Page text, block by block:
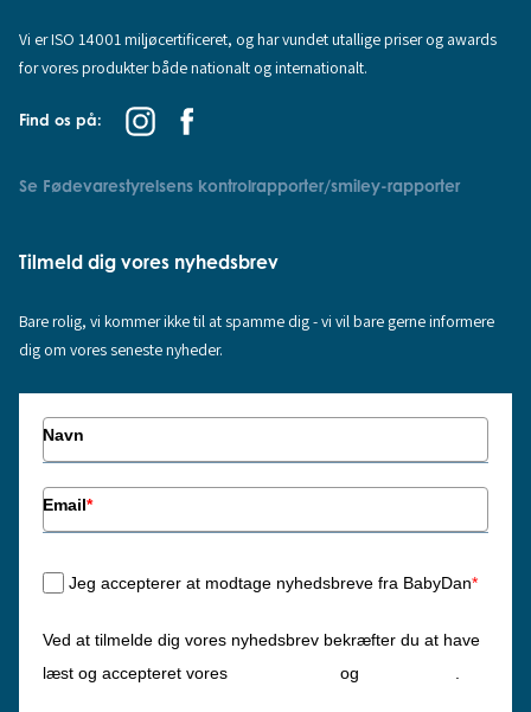
Vi er ISO 14001 miljøcertificeret, og har vundet utallige priser og awards
for vores produkter både nationalt og internationalt.
Find os på:
Se Fødevarestyrelsens kontrolrapporter/smiley-rapporter
Tilmeld dig vores nyhedsbrev
Bare rolig, vi kommer ikke til at spamme dig - vi vil bare gerne informere
dig om vores seneste nyheder.
Navn
Email*
Jeg accepterer at modtage nyhedsbreve fra BabyDan*
Ved at tilmelde dig vores nyhedsbrev bekræfter du at have
læst og accepteret vores
og